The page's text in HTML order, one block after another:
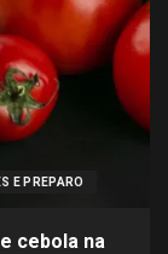
E PREPARO
cebola na